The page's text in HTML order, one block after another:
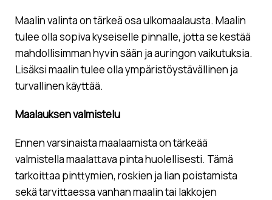
Maalin valinta on tärkeä osa ulkomaalausta. Maalin
tulee olla sopiva kyseiselle pinnalle, jotta se kestää
mahdollisimman hyvin sään ja auringon vaikutuksia.
Lisäksi maalin tulee olla ympäristöystävällinen ja
turvallinen käyttää.
Maalauksen valmistelu
Ennen varsinaista maalaamista on tärkeää
valmistella maalattava pinta huolellisesti. Tämä
tarkoittaa pinttymien, roskien ja lian poistamista
sekä tarvittaessa vanhan maalin tai lakkojen